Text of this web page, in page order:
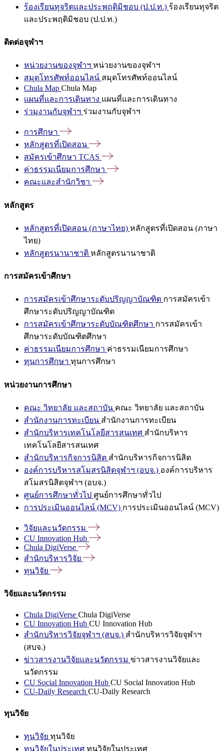
ร้องเรียนทุจริตและประพฤติมิชอบ (ป.ป.ท.) ร้องเรียนทุจริต
และประพฤติมิชอบ (ป.ป.ท.)
ติดต่อจุฬาฯ
หน่วยงานของจุฬาฯ หน่วยงานของจุฬาฯ
สมุดโทรศัพท์ออนไลน์ สมุดโทรศัพท์ออนไลน์
Chula Map Chula Map
แผนที่และการเดินทาง แผนที่และการเดินทาง
ร่วมงานกับจุฬาฯ ร่วมงานกับจุฬาฯ
การศึกษา
หลักสูตรที่เปิดสอน
สมัครเข้าศึกษา TCAS
ค่าธรรมเนียมการศึกษา
คณะและสำนักวิชา
หลักสูตร
หลักสูตรที่เปิดสอน (ภาษาไทย) หลักสูตรที่เปิดสอน (ภาษา
ไทย)
หลักสูตรนานาชาติ หลักสูตรนานาชาติ
การสมัครเข้าศึกษา
การสมัครเข้าศึกษาระดับปริญญาบัณฑิต การสมัครเข้า
ศึกษาระดับปริญญาบัณฑิต
การสมัครเข้าศึกษาระดับบัณฑิตศึกษา การสมัครเข้า
ศึกษาระดับบัณฑิตศึกษา
ค่าธรรมเนียมการศึกษา ค่าธรรมเนียมการศึกษา
ทุนการศึกษา ทุนการศึกษา
หน่วยงานการศึกษา
คณะ วิทยาลัย และสถาบัน คณะ วิทยาลัย และสถาบัน
สำนักงานการทะเบียน สำนักงานการทะเบียน
สำนักบริหารเทคโนโลยีสารสนเทศ สำนักบริหาร
เทคโนโลยีสารสนเทศ
สำนักบริหารกิจการนิสิต สำนักบริหารกิจการนิสิต
องค์การบริหารสโมสรนิสิตจุฬาฯ (อบจ.) องค์การบริหาร
สโมสรนิสิตจุฬาฯ (อบจ.)
ศูนย์การศึกษาทั่วไป ศูนย์การศึกษาทั่วไป
การประเมินออนไลน์ (MCV) การประเมินออนไลน์ (MCV)
วิจัยและนวัตกรรม
CU Innovation Hub
Chula DigiVerse
สำนักบริหารวิจัย
ทุนวิจัย
วิจัยและนวัตกรรม
Chula DigiVerse Chula DigiVerse
CU Innovation Hub CU Innovation Hub
สำนักบริหารวิจัยจุฬาฯ (สบจ.) สำนักบริหารวิจัยจุฬาฯ
(สบจ.)
ข่าวสารงานวิจัยและนวัตกรรม ข่าวสารงานวิจัยและ
นวัตกรรม
CU Social Innovation Hub CU Social Innovation Hub
CU-Daily Research CU-Daily Research
ทุนวิจัย
ทุนวิจัย ทุนวิจัย
ทุนวิจัยในประเทศ ทุนวิจัยในประเทศ